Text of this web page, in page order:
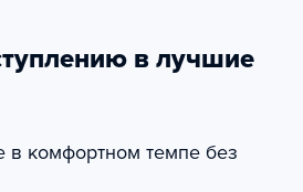
в лучшие
в комфортном темпе без